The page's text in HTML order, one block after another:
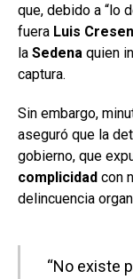
que, debido a “lo
fuera Luis
la Sedena quien
captura.
Sin embargo,
aseguró que la
gobierno, que
complicidad con
delincuencia
“No existe